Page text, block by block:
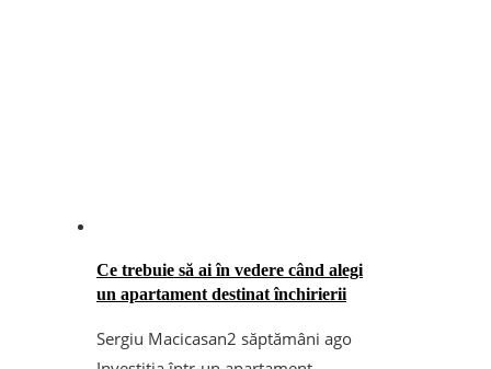
Ce trebuie să ai în vedere când alegi
un apartament destinat închirierii
Sergiu Macicasan2 săptămâni ago